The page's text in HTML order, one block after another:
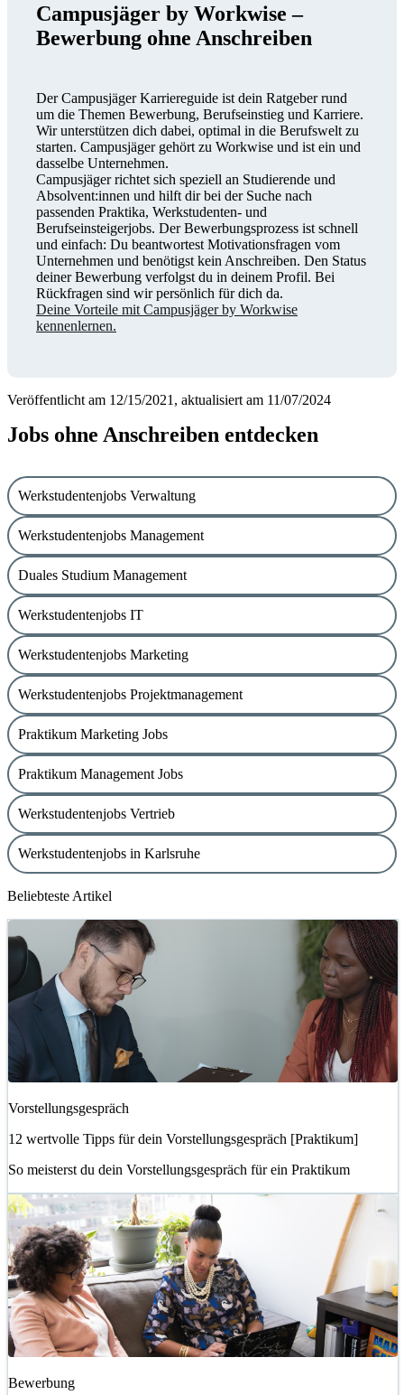
Campusjäger by Workwise –
Bewerbung ohne Anschreiben
Der Campusjäger Karriereguide ist dein Ratgeber rund
um die Themen Bewerbung, Berufseinstieg und Karriere.
Wir unterstützen dich dabei, optimal in die Berufswelt zu
starten. Campusjäger gehört zu Workwise und ist ein und
dasselbe Unternehmen.
Campusjäger richtet sich speziell an Studierende und
Absolvent:innen und hilft dir bei der Suche nach
passenden Praktika, Werkstudenten- und
Berufseinsteigerjobs. Der Bewerbungsprozess ist schnell
und einfach: Du beantwortest Motivationsfragen vom
Unternehmen und benötigst kein Anschreiben. Den Status
deiner Bewerbung verfolgst du in deinem Profil. Bei
Rückfragen sind wir persönlich für dich da.
Deine Vorteile mit Campusjäger by Workwise
kennenlernen.
Veröffentlicht am 12/15/2021, aktualisiert am 11/07/2024
Jobs ohne Anschreiben entdecken
Werkstudentenjobs Verwaltung
Werkstudentenjobs Management
Duales Studium Management
Werkstudentenjobs IT
Werkstudentenjobs Marketing
Werkstudentenjobs Projektmanagement
Praktikum Marketing Jobs
Praktikum Management Jobs
Werkstudentenjobs Vertrieb
Werkstudentenjobs in Karlsruhe
Beliebteste Artikel
Vorstellungsgespräch
12 wertvolle Tipps für dein Vorstellungsgespräch [Praktikum]
So meisterst du dein Vorstellungsgespräch für ein Praktikum
Bewerbung